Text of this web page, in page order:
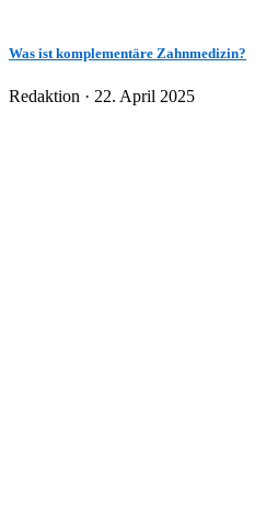
Was ist komplementäre Zahnmedizin?
Redaktion · Veröffentlicht
22. April 2025